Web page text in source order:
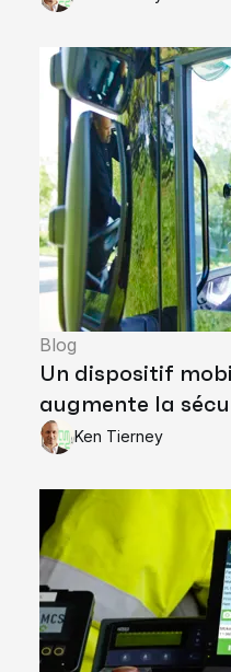
Blog
Un dispositif
augmente la
Ken Tierney